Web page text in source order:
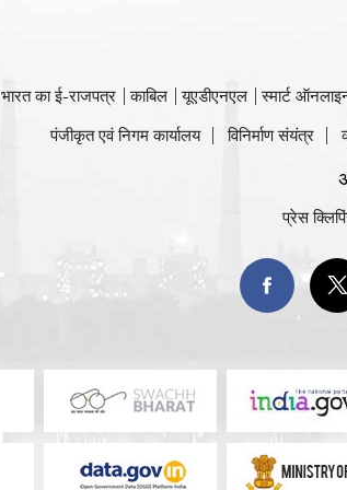
भारत का ई-राजपत्र काबिल यूएडीएनएल स्मार्ट
पंजीकृत एवं निगम कार्यालय
विनिर्माण संयंत्र
प्रेस